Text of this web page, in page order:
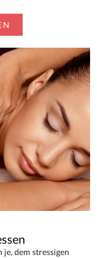
dem stressigen